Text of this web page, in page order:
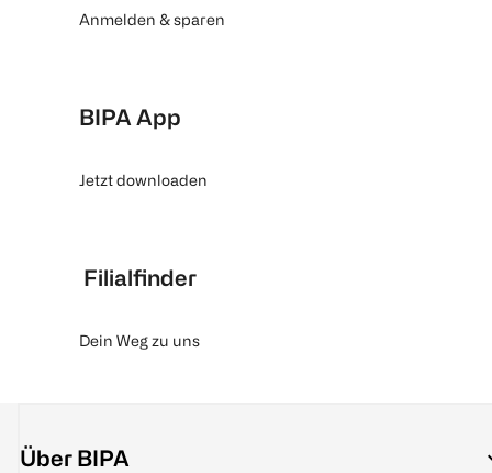
Anmelden & sparen
BIPA App
Jetzt downloaden
Filialfinder
Dein Weg zu uns
Über BIPA